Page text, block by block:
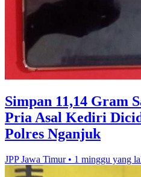
Simpan 11,14 Gram
Pria Asal Kediri
Polres Nganjuk
JPP Jawa Timur • 1 minggu yang